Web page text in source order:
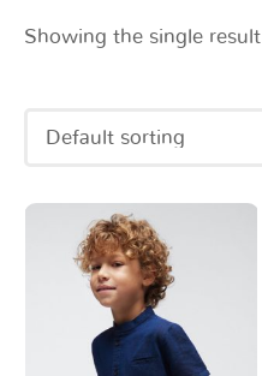
Showing the single result